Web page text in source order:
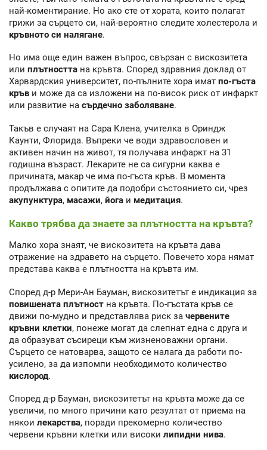
най-коментирание. Но ако сте от хората, които полагат
грижи за сърцето си, най-вероятно следите холестерола и
кръвното си налягане.
Но има още един важен въпрос, свързан с вискозитета
или плътността на кръвта. Според здравния доклад от
Харвардския университет, по-пълните хора имат по-гъста
кръв и може да са изложени на по-висок риск от инфаркт
или развитие на сърдечно заболяване.
Такъв е случаят на Сара Клена, учителка в Ориндж
Каунти, Флорида. Въпреки че води здравословен и
активен начин на живот, тя получава инфаркт на 31
годишна възраст. Лекарите не са сигурни каква е
причината, макар че има по-гъста кръв. В момента
продължава с опитите да подобри състоянието си, чрез
акупунктура, масажи, йога и медитация.
Какво трябва да знаете за плътността на кръвта?
Малко хора знаят, че вискозитета на кръвта дава
отражение на здравето на сърцето. Повечето хора нямат
представа каква е плътността на кръвта им.
Според д-р Мери-Ан Бауман, вискозитетът е индикация за
повишената плътност на кръвта. По-гъстата кръв се
движи по-мудно и представлява риск за червените
кръвни клетки, понеже могат да слепнат една с друга и
да образуват съсиреци към жизненоважни органи.
Сърцето се натоварва, защото се налага да работи по-
усилено, за да изпомпи необходимото количество
кислород.
Според д-р Бауман, вискозитетът на кръвта може да се
увеличи, по много причини като резултат от приема на
някои лекарства, поради прекомерно количество
червени кръвни клетки или високи липидни нива.